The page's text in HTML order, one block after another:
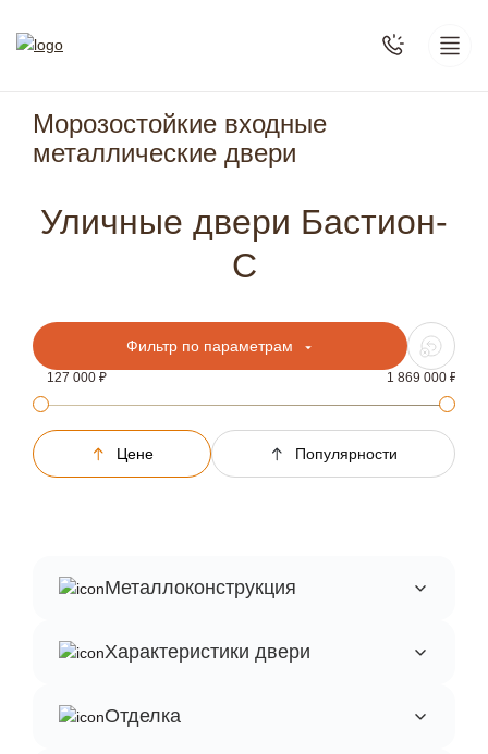
Морозостойкие входные
металлические двери
Уличные двери Бастион-
С
Фильтр по параметрам
127 000 1 869 000
Цене Популярности
Металлоконструкция
Характеристики двери
Отделка